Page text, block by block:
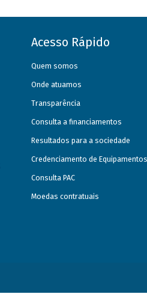
Acesso Rápido
Quem somos
Onde atuamos
Transparência
Consulta a financiamentos
Resultados para a sociedade
Credenciamento de Equipamentos
Consulta PAC
Moedas contratuais